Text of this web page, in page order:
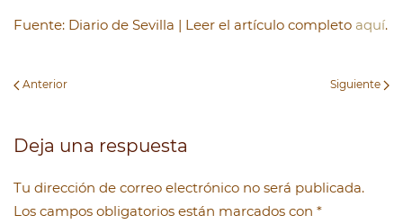
Fuente: Diario de Sevilla | Leer el artículo completo aquí.
Anterior Siguiente
Deja una respuesta
Tu dirección de correo electrónico no será publicada.
Los campos obligatorios están marcados con *